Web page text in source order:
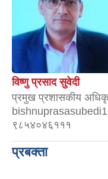
विष्णु प्रसाद सुवेदी
प्रमुख प्रशासकीय
९८५४०४६१११
प्रबक्ता